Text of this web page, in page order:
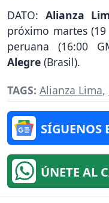
DATO: Alianza
próximo martes
peruana (16:00
Alegre (Brasil).
TAGS: Alianza Lima,
SÍGUENOS
ÚNETE AL